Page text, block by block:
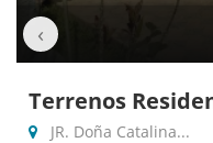
‹
Terrenos
JR. Doña Catalina...